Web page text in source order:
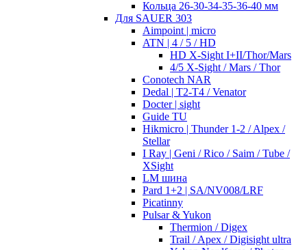
Кольца 26-30-34-35-36-40 мм
Для SAUER 303
Aimpoint | micro
ATN | 4 / 5 / HD
HD X-Sight I+II/Thor/Mars
4/5 X-Sight / Mars / Thor
Conotech NAR
Dedal | T2-T4 / Venator
Docter | sight
Guide TU
Hikmicro | Thunder 1-2 / Alpex /
Stellar
I Ray | Geni / Rico / Saim / Tube /
XSight
LM шина
Pard 1+2 | SA/NV008/LRF
Picatinny
Pulsar & Yukon
Thermion / Digex
Trail / Apex / Digisight ultra